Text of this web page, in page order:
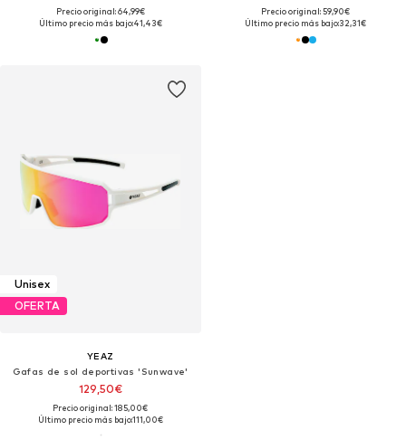
Precio original: 64,99€
Último precio más bajo:41,43€
Precio original: 59,90€
Último precio más bajo:32,31€
Unisex
OFERTA
YEAZ
Gafas de sol deportivas 'Sunwave'
129,50€
Precio original: 185,00€
Último precio más bajo:111,00€